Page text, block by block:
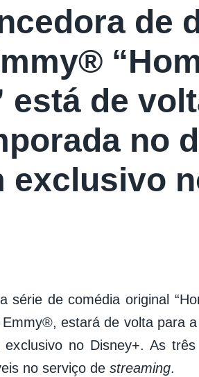
de
está de
no
exclusivo
série de comédia original
estará de volta para
no Disney+. As três
no serviço de streaming.